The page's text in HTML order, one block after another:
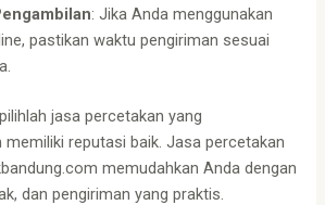
: Jika Anda menggunakan
pastikan waktu pengiriman sesuai
jasa percetakan yang
memiliki reputasi baik. Jasa percetakan
memudahkan Anda dengan
dan pengiriman yang praktis.